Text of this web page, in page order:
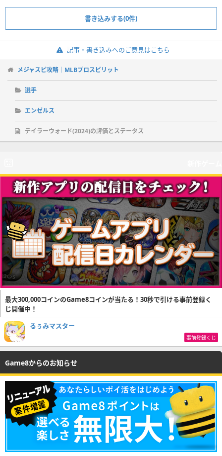
書き込みする(0件)
記事・書き込みへのご意見はこちら
メジャスピ攻略｜MLBプロスピリット
選手
エンゼルス
テイラーウォード(2024)の評価とステータス
最大300,000コインのGame8コインが当たる！30秒で引ける事前登録く
じ開催中！
るぅみマスター
事前登録くじ
Game8からのお知らせ